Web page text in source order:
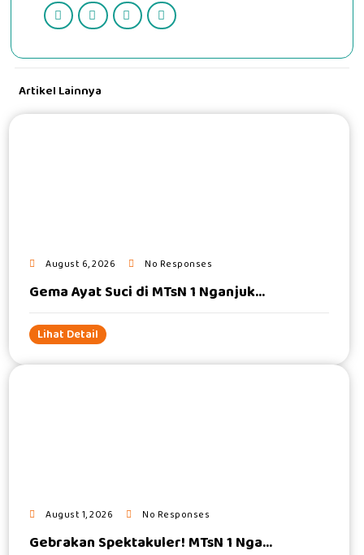
Artikel Lainnya
August 6, 2026 No Responses
Gema Ayat Suci di MTsN 1 Nganjuk...
Lihat Detail
August 1, 2026 No Responses
Gebrakan Spektakuler! MTsN 1 Nga...